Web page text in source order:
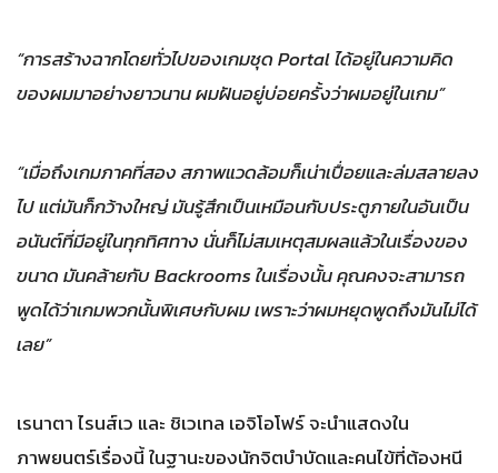
“การสร้างฉากโดยทั่วไปของเกมชุด Portal ได้อยู่ในความคิด
ของผมมาอย่างยาวนาน ผมฝันอยู่บ่อยครั้งว่าผมอยู่ในเกม”
“เมื่อถึงเกมภาคที่สอง สภาพแวดล้อมก็เน่าเปื่อยและล่มสลายลง
ไป แต่มันก็กว้างใหญ่ มันรู้สึกเป็นเหมือนกับประตูภายในอันเป็น
อนันต์ที่มีอยู่ในทุกทิศทาง นั่นก็ไม่สมเหตุสมผลแล้วในเรื่องของ
ขนาด มันคล้ายกับ Backrooms ในเรื่องนั้น คุณคงจะสามารถ
พูดได้ว่าเกมพวกนั้นพิเศษกับผม เพราะว่าผมหยุดพูดถึงมันไม่ได้
เลย”
เรนาตา ไรนส์เว และ ชิเวเทล เอจิโอโฟร์ จะนำแสดงใน
ภาพยนตร์เรื่องนี้ ในฐานะของนักจิตบำบัดและคนไข้ที่ต้องหนี